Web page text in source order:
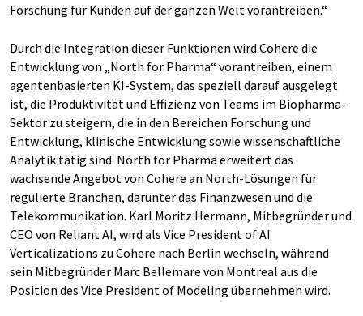
Forschung für Kunden auf der ganzen Welt vorantreiben.“
Durch die Integration dieser Funktionen wird Cohere die
Entwicklung von „North for Pharma“ vorantreiben, einem
agentenbasierten KI-System, das speziell darauf ausgelegt
ist, die Produktivität und Effizienz von Teams im Biopharma-
Sektor zu steigern, die in den Bereichen Forschung und
Entwicklung, klinische Entwicklung sowie wissenschaftliche
Analytik tätig sind. North for Pharma erweitert das
wachsende Angebot von Cohere an North-Lösungen für
regulierte Branchen, darunter das Finanzwesen und die
Telekommunikation. Karl Moritz Hermann, Mitbegründer und
CEO von Reliant AI, wird als Vice President of AI
Verticalizations zu Cohere nach Berlin wechseln, während
sein Mitbegründer Marc Bellemare von Montreal aus die
Position des Vice President of Modeling übernehmen wird.